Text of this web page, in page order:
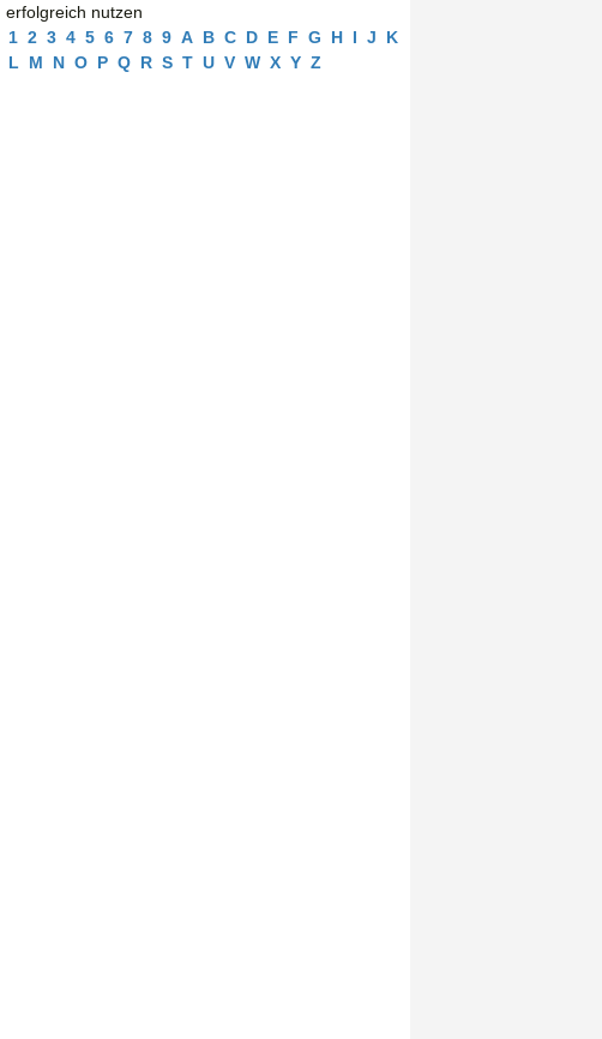
erfolgreich nutzen
1 2 3 4 5 6 7 8 9 A B C D E F G H I J
K
L
M N O P Q R S T U V W X Y Z